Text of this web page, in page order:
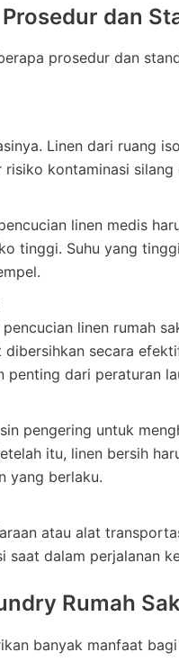
dan
prosedur dan
Linen dari ruang
kontaminasi
linen medis
tinggi. Suhu yang
linen rumah
secara
dari peraturan
pengering untuk
itu, linen bersih
yang berlaku.
atau alat
dalam perjalanan
Rumah
banyak manfaat